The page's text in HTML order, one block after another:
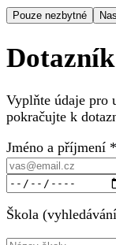
Pouze nezbytné
Vyplňte údaje pro
pokračujte k
Jméno a příjmení *
Škola